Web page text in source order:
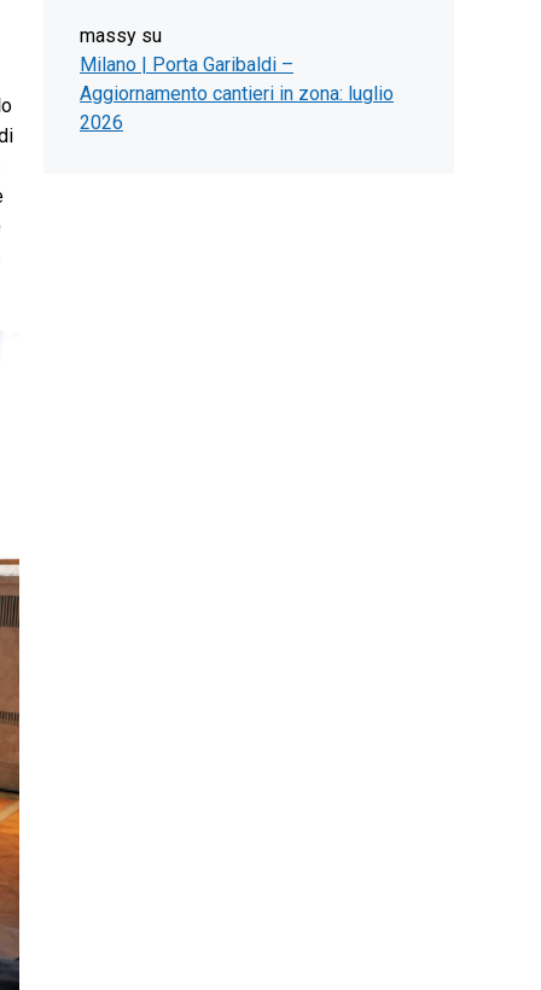
massy su
Milano | Porta Garibaldi –
Aggiornamento cantieri in zona: luglio
2026